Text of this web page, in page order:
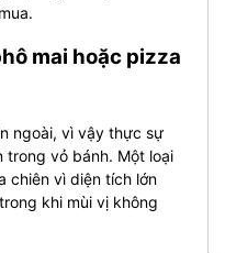
mai hoặc pizza
ngoài, vì vậy thực sự
trong vỏ bánh. Một loại
chiên vì diện tích lớn
khi mùi vị không